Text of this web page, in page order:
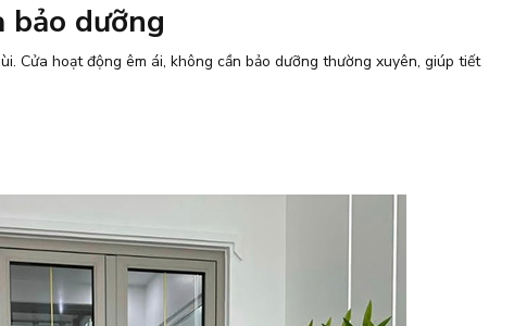
bảo dưỡng
Cửa hoạt động êm ái, không cần bảo dưỡng thường xuyên, giúp tiết